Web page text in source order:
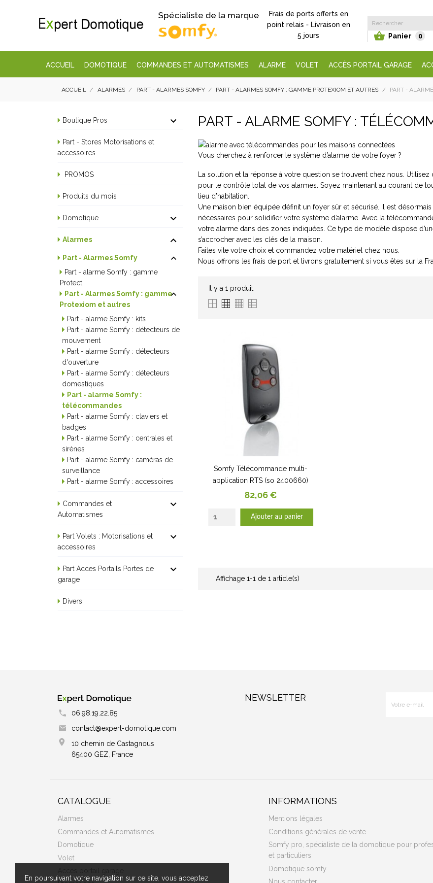
En poursuivant votre navigation sur ce site, vous acceptez
Spécialiste de la marque
Frais de ports offerts en
point relais - Livraison en
5 jours
 Panier 0
ACCUEIL DOMOTIQUE COMMANDES ET AUTOMATISMES ALARME VOLET ACCÈS PORTAIL GARAGE
ACCUEIL ALARMES PART - ALARMES SOMFY PART - ALARMES SOMFY : GAMME PROTEXIOM ET AUTRES PART -
Boutique Pros 
Part - Stores Motorisations et
accessoires
PROMOS
Produits du mois
Domotique 
Alarmes 
Part - Alarmes Somfy 
Part - alarme Somfy : gamme
Protect
Part - Alarmes Somfy : gamme
Protexiom et autres

Part - alarme Somfy : kits
Part - alarme Somfy : détecteurs de
mouvement
Part - alarme Somfy : détecteurs
d'ouverture
Part - alarme Somfy : détecteurs
domestiques
Part - alarme Somfy :
télécommandes
Part - alarme Somfy : claviers et
badges
Part - alarme Somfy : centrales et
sirènes
Part - alarme Somfy : caméras de
surveillance
Part - alarme Somfy : accessoires
Commandes et
Automatismes

Part Volets : Motorisations et
accessoires

Part Acces Portails Portes de
garage

Divers
PART - ALARME SOMFY :
Vous cherchez à renforcer le système d’alarme de votre foyer ?
La solution et la réponse à votre question se trouvent chez nous. Utilisez
pour le contrôle total de vos alarmes. Soyez maintenant au courant de
lieu d’habitation.
Une maison bien équipée définit un foyer sûr et sécurisé. Il est
nécessaires pour solidifier votre système d’alarme. Avec la
votre alarme dans des zones indiquées. Ce type de modèle dispose
s’accrocher avec les clés de la maison.
Faites vite votre choix et commandez votre matériel chez nous.
Nous offrons les frais de port et livrons gratuitement si vous êtes sur la
Il y a 1 produit.
Somfy Télécommande multi-
application RTS (so 2400660)
Prix
82,06 €
Ajouter au panier
Affichage 1-1 de 1 article(s)
06.98.19.22.85
contact@expert-domotique.com
10 chemin de Castagnous
65400 GEZ, France
NEWSLETTER
CATALOGUE
Alarmes
Commandes et Automatismes
Domotique
Volet
INFORMATIONS
Mentions légales
Conditions générales de vente
Somfy pro, spécialiste de la domotique pour
et particuliers
Domotique somfy